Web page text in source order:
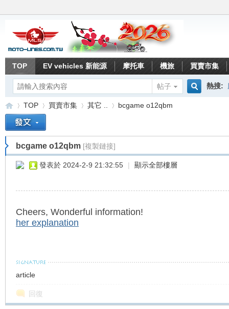
TOP EV vehicles 新能源 摩托車 機旅 買賣市集
帖子
熱搜:
重 »
TOP
›
買賣市集
›
其它 ..
›
bcgame o12qbm
bcgame o12qbm [複製鏈接]
發表於 2024-2-9 21:32:55 | 顯示全部樓層
Cheers, Wonderful information!
her explanation
article
回復